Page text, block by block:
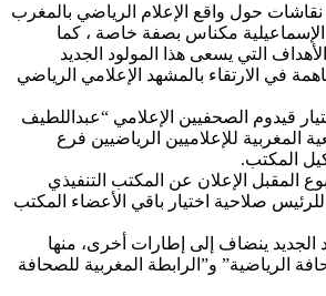
نقاشات حول واقع الإعلام الرياضي بالمغرب
مكناس بصفة خاصة ، كما
التي يسعى هذا المولود الجديد
في الارتقاء بالمشهد الإعلامي الرياضي
قيدوم الصحفيين الإعلامي “عبداللطيف
المغربية للإعلاميين الرياضيين فرع
المكتب.
المقبل الإعلان عن المكتب التنفيذي
صلاحية اختيار باقي الأعضاء المكتب
الجديد ينضاف إلى إطارات أخرى، منها
الرياضية” و”الرابطة المغربية للصحافة